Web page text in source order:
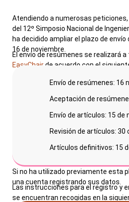
Atendiendo a numerosas
del 12º Simposio Nacional de
ha decidido ampliar el plazo de
16 de noviembre.
El envío de resúmenes se realizará
EasyChairde acuerdo con el
Envío de resúmenes: 16
Aceptación de
Envío de artículos: 15 de
Revisión de artículos: 30
Artículos definitivos: 15
Si no ha utilizado previamente esta
una cuenta registrando sus datos.
Las instrucciones para el registro y
se encuentran recogidas en la